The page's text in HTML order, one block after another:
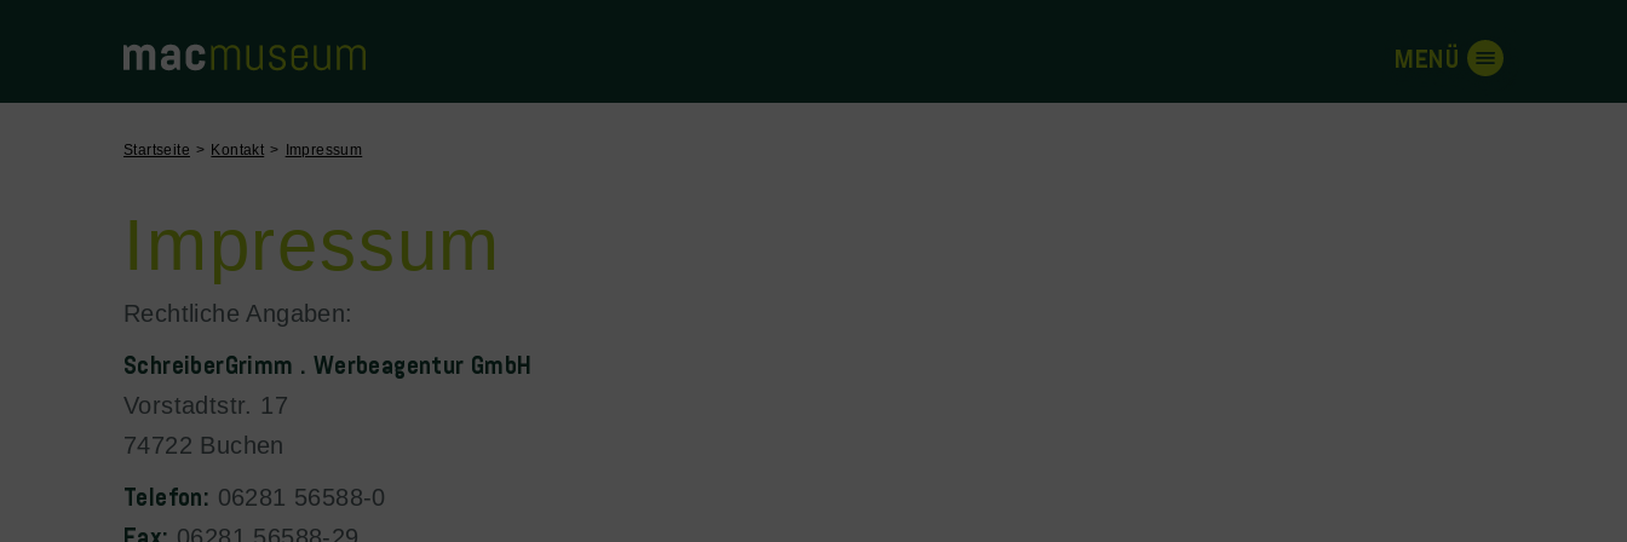
Startseite Kontakt Impressum
Impressum
Rechtliche Angaben:
SchreiberGrimm . Werbeagentur GmbH
Vorstadtstr. 17
74722 Buchen
Telefon: 06281 56588-0